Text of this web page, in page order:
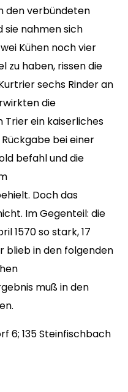
den verbündeten
sie nahmen sich
Kühen noch vier
zu haben, rissen die
sechs Rinder an
die
Trier ein kaiserliches
bei einer
befahl und die
Doch das
Im Gegenteil: die
1570 so stark, 17
blieb in den folgenden
muß in den
6; 135 Steinfischbach